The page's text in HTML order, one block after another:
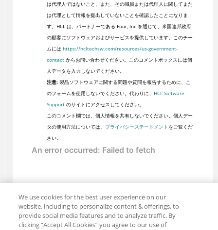
は代理人ではないこと、また、その職員または代理人に関してまた
は代理として情報を提出していないことを確認したことになりま
す。HCL は、パートナーである Four, Inc を通じて、米国連邦政府
の顧客にソフトウェアおよびサービスを提供しています。このチー
ムには https://hcltechsw.com/resources/us-government-
contactからお問い合わせください。このコメントボックスには個
人データを入力しないでください。
注意:製品ソフトウェアに関する問題や質問を報告するために、こ
のフォームを使用しないでください。代わりに、 HCL Software
Supportのサイトにアクセスしてください。
このコメント欄では、個人情報を共有しないでください。個人デー
タの使用方法については、 プライバシーステートメント をご覧くだ
さい。
We use cookies for the best user experience on our
website, including to personalize content & offerings, to
provide social media features and to analyze traffic. By
clicking “Accept All Cookies” you agree to our use of